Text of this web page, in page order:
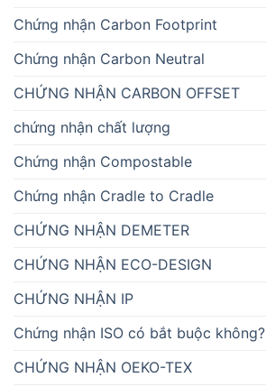
Chứng nhận Carbon Footprint
Chứng nhận Carbon Neutral
CHỨNG NHẬN CARBON OFFSET
chứng nhận chất lượng
Chứng nhận Compostable
Chứng nhận Cradle to Cradle
CHỨNG NHẬN DEMETER
CHỨNG NHẬN ECO-DESIGN
CHỨNG NHẬN IP
Chứng nhận ISO có bắt buộc không?
CHỨNG NHẬN OEKO-TEX